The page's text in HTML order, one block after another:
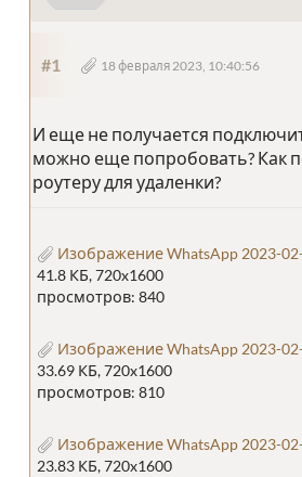
#1 18 февраля 2023, 10:40:56
И еще не получается
можно еще попробовать? Как
роутеру для удаленки?
Изображение WhatsApp 2023-
41.8 КБ, 720x1600
просмотров: 840
Изображение WhatsApp 2023-
33.69 КБ, 720x1600
просмотров: 810
Изображение WhatsApp 2023-
23.83 КБ, 720x1600